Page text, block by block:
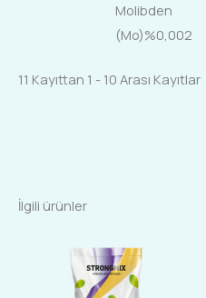
Molibden
(Mo)%0,002
11 Kayıttan 1 - 10 Arası Kayıtlar
İlgili ürünler
ürünün
birden